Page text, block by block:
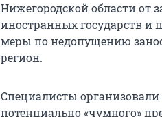
Нижегородской области от
иностранных государств и
меры по недопущению
регион.
Специалисты
потенциально «чумного»